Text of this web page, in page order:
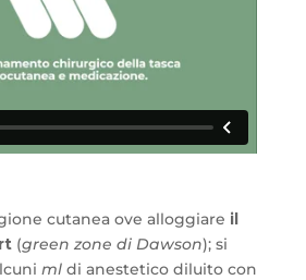
cutanea ove alloggiare il
(green zone di Dawson); si
mldi anestetico diluito con